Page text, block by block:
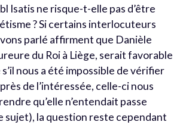
Isatis ne risque-t-elle pas d’être
? Si certains interlocuteurs
parlé affirment que Danièle
du Roi à Liège, serait favorable
nous a été impossible de vérifier
de l’intéressée, celle-ci nous
qu’elle n’entendait passe
sujet), la question reste cependant